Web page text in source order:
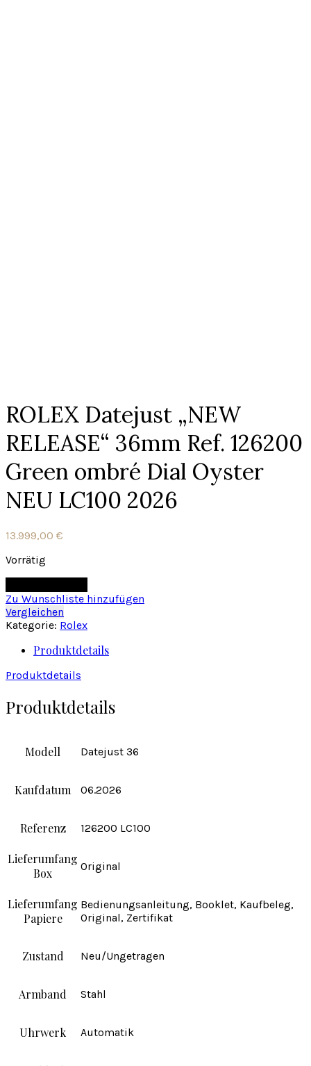
ROLEX Datejust „NEW
RELEASE“ 36mm Ref. 126200
Green ombré Dial Oyster
NEU LC100 2026
13.999,00 €
Vorrätig
Zu Wunschliste hinzufügen
Vergleichen
Kategorie: Rolex
Produktdetails
Produktdetails
Produktdetails
Modell Datejust 36
Kaufdatum 06.2026
Referenz 126200 LC100
Lieferumfang
Box
Original
Lieferumfang
Papiere
Bedienungsanleitung, Booklet, Kaufbeleg,
Original, Zertifikat
Zustand Neu/Ungetragen
Armband Stahl
Uhrwerk Automatik